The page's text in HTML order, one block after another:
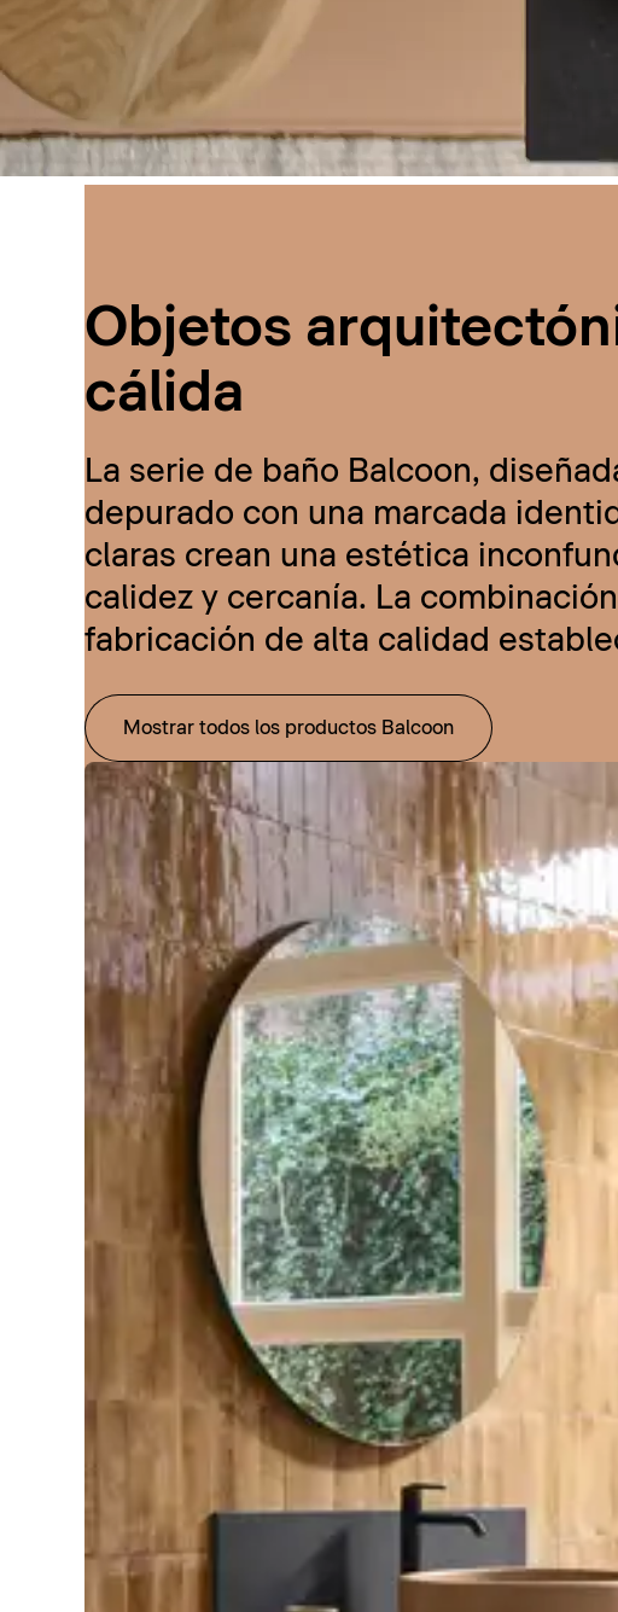
Objetos
cálida
La serie de baño Balcoon,
depurado con una marcada
claras crean una estética
calidez y cercanía. La
fabricación de alta calidad
Mostrar todos los productos Balcoon